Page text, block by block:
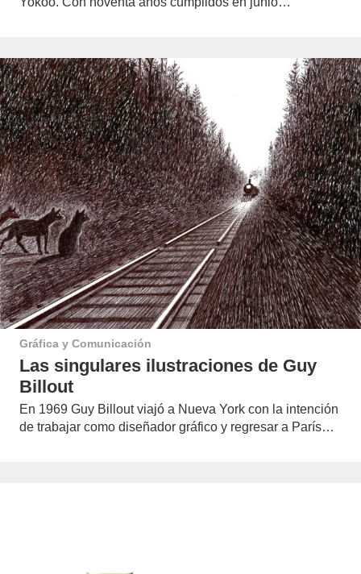
Gráfica y Comunicación
Las singulares ilustraciones de Guy
Billout
En 1969 Guy Billout viajó a Nueva York con la intención
de trabajar como diseñador gráfico y regresar a París…